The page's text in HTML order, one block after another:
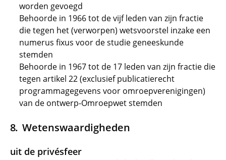
worden gevoegd
Behoorde in 1966 tot de vijf leden van zijn fractie
die tegen het (verworpen) wetsvoorstel inzake een
numerus fixus voor de studie geneeskunde
stemden
Behoorde in 1967 tot de 17 leden van zijn fractie die
tegen artikel 22 (exclusief publicatierecht
programmagegevens voor omroepverenigingen)
van de ontwerp-Omroepwet stemden
Wetenswaardigheden
uit de privésfeer